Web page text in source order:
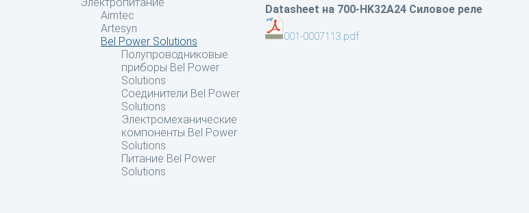
Aimtec
Artesyn
Bel Power Solutions
Полупроводниковые
приборы Bel Power
Solutions
Соединители Bel Power
Solutions
Электромеханические
компоненты Bel Power
Solutions
Питание Bel Power
Solutions
Datasheet на 700-HK32A24 Cиловое реле
001-0007113.pdf